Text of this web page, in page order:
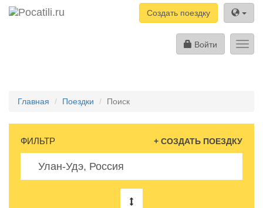
Создать поездку
Войти
Главная Поездки Поиск
ФИЛЬТР + СОЗДАТЬ ПОЕЗДКУ